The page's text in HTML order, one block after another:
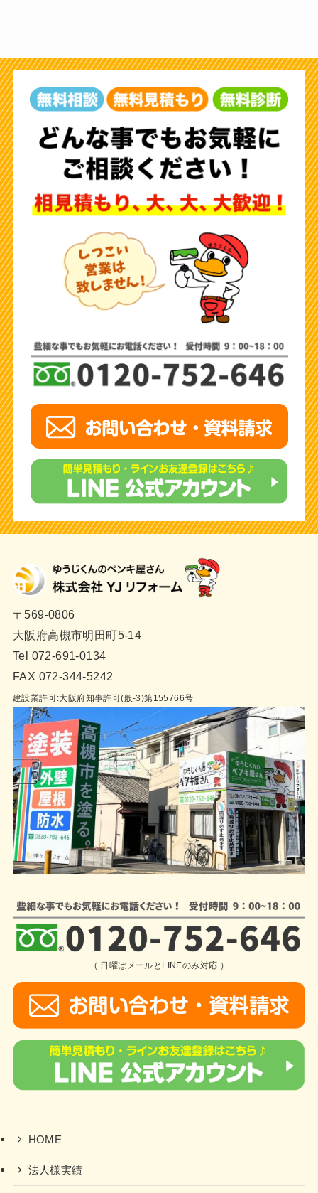
〒569-0806
大阪府高槻市明田町5-14
Tel 072-691-0134
FAX 072-344-5242
建設業許可:大阪府知事許可(般-3)第155766号
（ 日曜はメールとLINEのみ対応 ）
HOME
法人様実績